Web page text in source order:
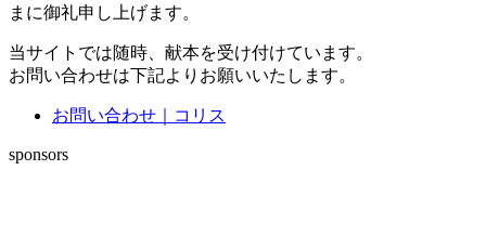
まに御礼申し上げます。
当サイトでは随時、献本を受け付けています。
お問い合わせは下記よりお願いいたします。
お問い合わせ｜コリス
sponsors